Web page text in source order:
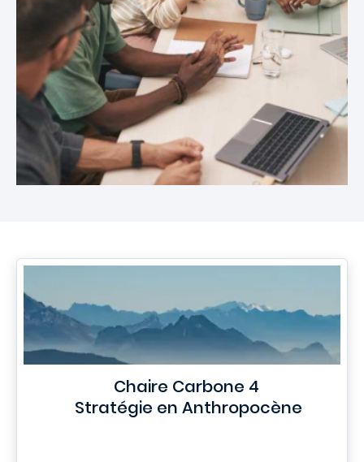
Chaire Carbone 4
Stratégie en Anthropocène